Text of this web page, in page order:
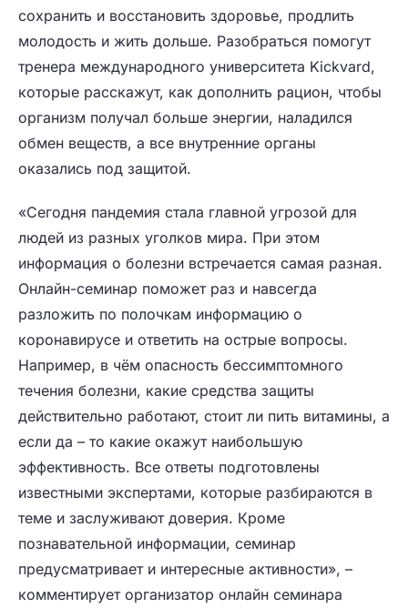
сохранить и восстановить здоровье, продлить
молодость и жить дольше. Разобраться помогут
тренера международного университета Kickvard,
которые расскажут, как дополнить рацион, чтобы
организм получал больше энергии, наладился
обмен веществ, а все внутренние органы
оказались под защитой.
«Сегодня пандемия стала главной угрозой для
людей из разных уголков мира. При этом
информация о болезни встречается самая разная.
Онлайн-семинар поможет раз и навсегда
разложить по полочкам информацию о
коронавирусе и ответить на острые вопросы.
Например, в чём опасность бессимптомного
течения болезни, какие средства защиты
действительно работают, стоит ли пить витамины, а
если да – то какие окажут наибольшую
эффективность. Все ответы подготовлены
известными экспертами, которые разбираются в
теме и заслуживают доверия. Кроме
познавательной информации, семинар
предусматривает и интересные активности», –
комментирует организатор онлайн семинара